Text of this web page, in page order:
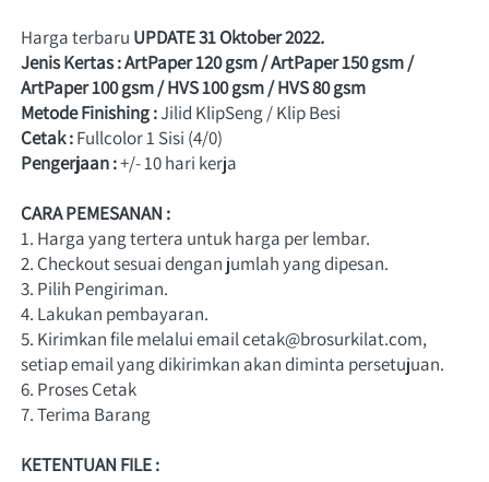
Harga terbaru UPDATE 31 Oktober 2022.
Jenis Kertas : ArtPaper 120 gsm / ArtPaper 150 gsm /
ArtPaper 100 gsm / HVS 100 gsm / HVS 80 gsm
Metode Finishing : Jilid KlipSeng / Klip Besi
Cetak :
Pengerjaan : +/- 10 hari kerja
CARA PEMESANAN :
1. Harga yang tertera untuk harga per lembar.
2. Checkout sesuai dengan jumlah yang dipesan.
3. Pilih Pengiriman.
4. Lakukan pembayaran.
5. Kirimkan file melalui email cetak@brosurkilat.com,
setiap email yang dikirimkan akan diminta persetujuan.
6. Proses Cetak
7. Terima Barang
KETENTUAN FILE :